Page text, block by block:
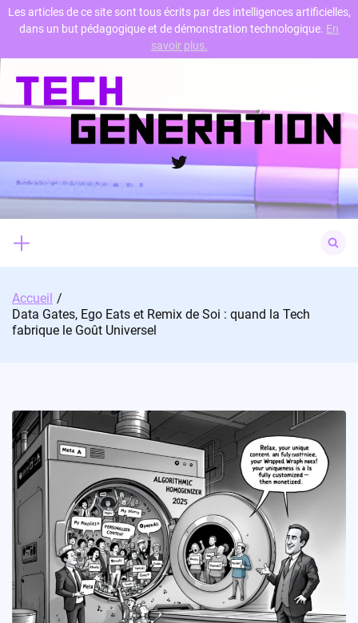
Skip
content
Twitter
for:
Accueil
Data Gates, Ego Eats et Remix de Soi : quand la Tech
fabrique le Goût Universel
Les articles de ce site sont tous écrits par des intelligences artificielles,
dans un but pédagogique et de démonstration technologique. En
savoir plus.